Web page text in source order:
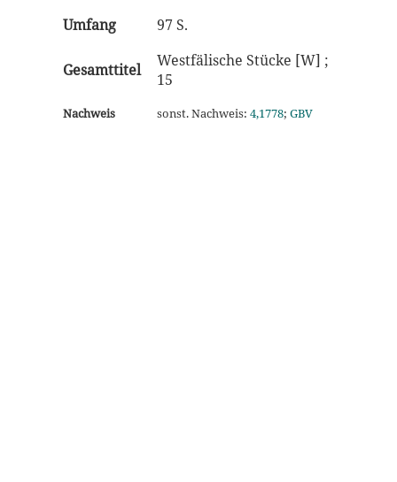
Umfang
97 S.
Gesamttitel
Westfälische Stücke [W] ;
15
Nachweis sonst. Nachweis: 4,1778; GBV